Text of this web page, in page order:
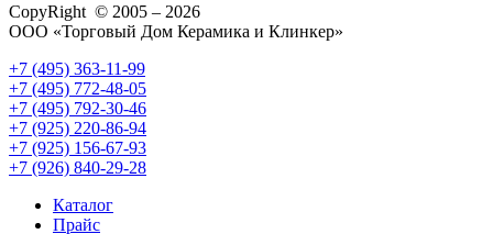
CopyRight © 2005 – 2026
ООО «Торговый Дом Керамика и Клинкер»
+7 (495) 363-11-99
+7 (495) 772-48-05
+7 (495) 792-30-46
+7 (925) 220-86-94
+7 (925) 156-67-93
+7 (926) 840-29-28
Каталог
Прайс